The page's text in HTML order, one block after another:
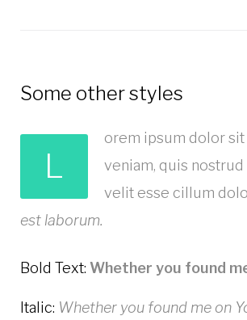
Some other styles
L
orem ipsum dolor
veniam, quis
velit esse cillum
est laborum.
Bold Text: Whether you found
Italic: Whether you found me on